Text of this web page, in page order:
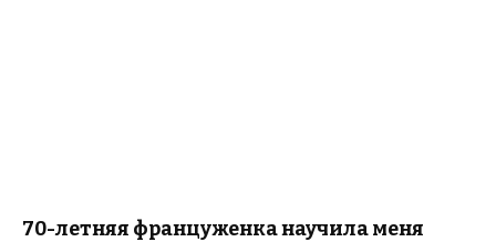
70-летняя француженка научила меня